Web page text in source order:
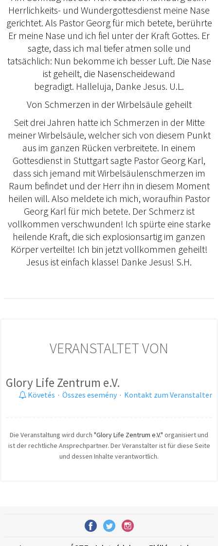
Herrlichkeits- und Wundergottesdienst meine Nase
gerichtet. Als Pastor Georg für mich betete, berührte
Er meine Nase und ich fiel unter der Kraft Gottes. Er
sagte, dass ich mal tiefer atmen solle und
tatsächlich: Nun bekomme ich besser Luft. Die Nase
ist geheilt, die Nasenscheidewand
begradigt. Halleluja, Danke Jesus. U.L.
Von Schmerzen in der Wirbelsäule geheilt
Seit drei Jahren hatte ich Schmerzen in der Mitte
meiner Wirbelsäule, welcher sich von diesem Punkt
aus im ganzen Rücken verbreitete. In einem
Gottesdienst in Stuttgart sagte Pastor Georg Karl,
dass sich jemand mit Wirbelsäulenschmerzen im
Raum befindet und der Herr ihn in diesem Moment
heilen will. Also meldete ich mich, woraufhin Pastor
Georg Karl für mich betete. Der Schmerz ist
vollkommen verschwunden! Ich spürte eine starke
heilende Kraft, die sich explosionsartig im ganzen
Körper verteilte! Ich bin jetzt vollkommen geheilt!
Jesus ist einfach klasse! Danke Jesus! S.H.
VERANSTALTET VON
Glory Life Zentrum e.V.
Követés · Összes esemény · Kontakt zum Veranstalter
Die Veranstaltung wird durch "Glory Life Zentrum e.V." organisiert und
ist der rechtliche Ansprechpartner. Der Veranstalter ist für diese Seite
und dessen Inhalte verantwortlich.